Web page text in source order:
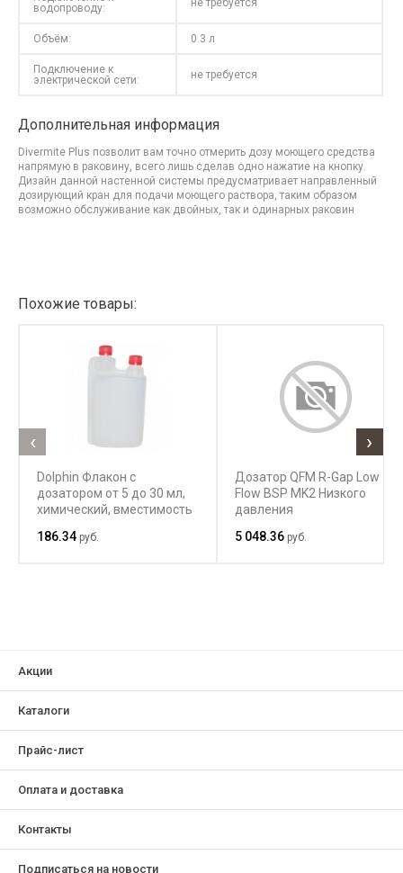
водопроводу:
Объём: 0.3 л
Подключение к
электрической сети:
не требуется
Дополнительная информация
Divermite Plus позволит вам точно отмерить дозу моющего средства
напрямую в раковину, всего лишь сделав одно нажатие на кнопку.
Дизайн данной настенной системы предусматривает направленный
дозирующий кран для подачи моющего раствора, таким образом
возможно обслуживание как двойных, так и одинарных раковин
Похожие товары:
Dolphin Флакон с
дозатором от 5 до 30 мл,
химический, вместимость
186.34 руб.
Дозатор QFM R-Gap Low
Flow BSP MK2 Низкого
давления
5 048.36 руб.
‹ ›
Акции
Каталоги
Прайс-лист
Оплата и доставка
Контакты
Подписаться на новости